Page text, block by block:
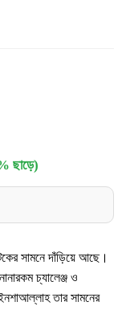
ছাড়ে)
সামনে দাঁড়িয়ে আছে।
চ্যালেঞ্জ ও
তার সামনের